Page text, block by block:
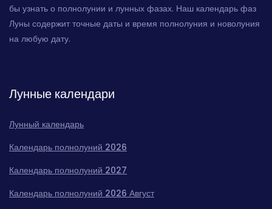
бы узнать о полнолунии и лунных фазах. Наш календарь фаз
Луны содержит точные даты и время полнолуния и новолуния
на любую дату.
Лунные календари
Лунный календарь
Календарь полнолуний 2026
Календарь полнолуний 2027
Календарь полнолуний 2026 Август